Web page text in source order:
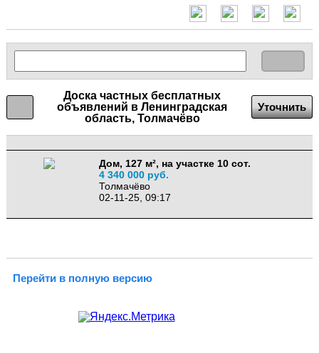
Доска частных бесплатных
объявлений в Ленинградская
область, Толмачёво
Уточнить
Дом, 127 м², на участке 10 сот.
4 340 000 руб.
Толмачёво
02-11-25, 09:17
Перейти в полную версию